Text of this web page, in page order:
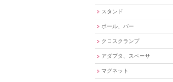
スタンド
ポール、バー
クロスクランプ
アダプタ、スペーサ
マグネット